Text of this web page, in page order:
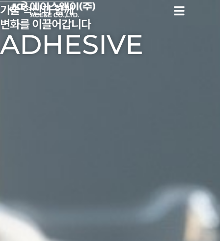
기술 혁신과 함께
변화를 이끌어갑니다
ADHESIVE